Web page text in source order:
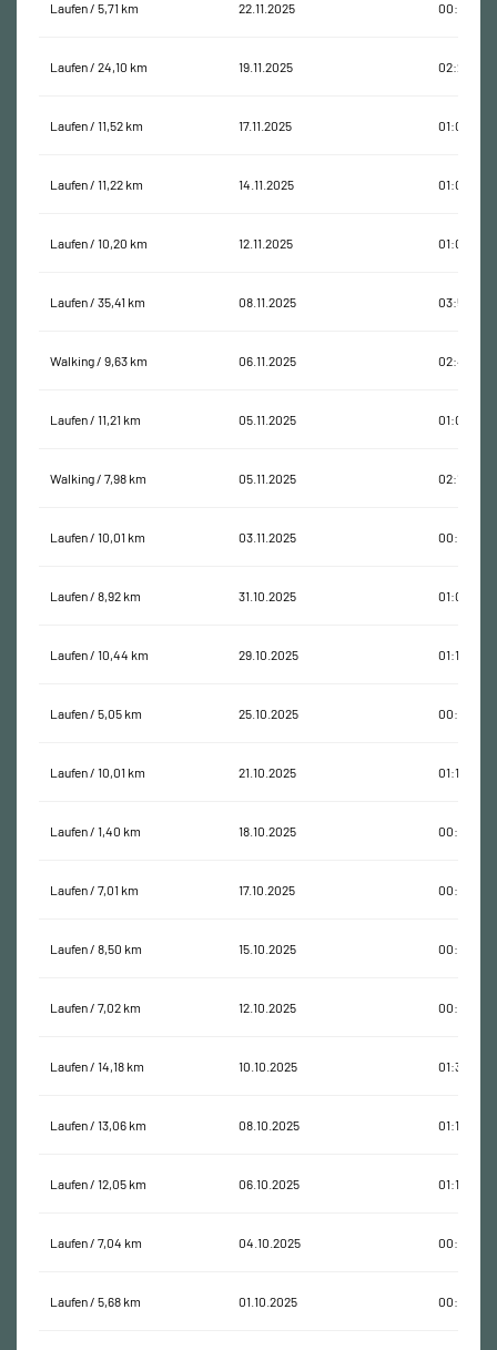
Laufen / 5,71 km 22.11.2025 00:34:05
Laufen / 24,10 km 19.11.2025 02:28:58
Laufen / 11,52 km 17.11.2025 01:05:50
Laufen / 11,22 km 14.11.2025 01:04:24
Laufen / 10,20 km 12.11.2025 01:07:52
Laufen / 35,41 km 08.11.2025 03:52:19
Walking / 9,63 km 06.11.2025 02:47:03
Laufen / 11,21 km 05.11.2025 01:02:03
Walking / 7,98 km 05.11.2025 02:18:42
Laufen / 10,01 km 03.11.2025 00:55:22
Laufen / 8,92 km 31.10.2025 01:04:11
Laufen / 10,44 km 29.10.2025 01:17:17
Laufen / 5,05 km 25.10.2025 00:30:08
Laufen / 10,01 km 21.10.2025 01:12:12
Laufen / 1,40 km 18.10.2025 00:08:37
Laufen / 7,01 km 17.10.2025 00:38:08
Laufen / 8,50 km 15.10.2025 00:50:18
Laufen / 7,02 km 12.10.2025 00:37:54
Laufen / 14,18 km 10.10.2025 01:31:52
Laufen / 13,06 km 08.10.2025 01:13:18
Laufen / 12,05 km 06.10.2025 01:11:57
Laufen / 7,04 km 04.10.2025 00:42:17
Laufen / 5,68 km 01.10.2025 00:30:32